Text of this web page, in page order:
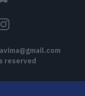
reserved